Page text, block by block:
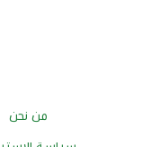
من نحن